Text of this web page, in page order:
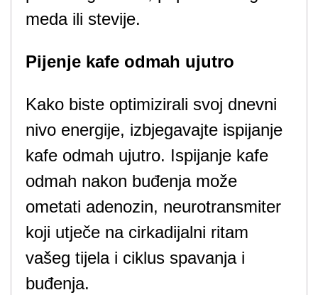
meda ili stevije.
Pijenje kafe odmah ujutro
Kako biste optimizirali svoj dnevni
nivo energije, izbjegavajte ispijanje
kafe odmah ujutro. Ispijanje kafe
odmah nakon buđenja može
ometati adenozin, neurotransmiter
koji utječe na cirkadijalni ritam
vašeg tijela i ciklus spavanja i
buđenja.